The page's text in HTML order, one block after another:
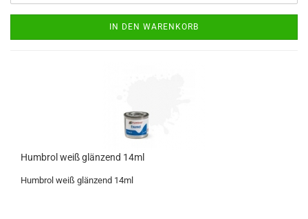
IN DEN WARENKORB
Humbrol weiß glänzend 14ml
Humbrol weiß glänzend 14ml